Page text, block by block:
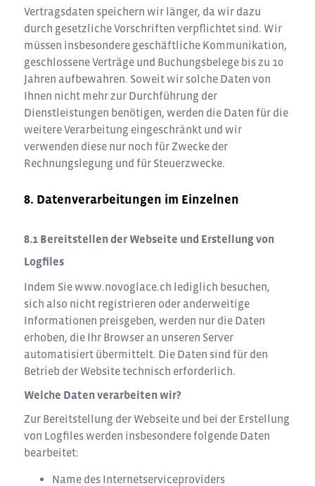
Vertragsdaten speichern wir länger, da wir dazu
durch gesetzliche Vorschriften verpflichtet sind. Wir
müssen insbesondere geschäftliche Kommunikation,
geschlossene Verträge und Buchungsbelege bis zu 10
Jahren aufbewahren. Soweit wir solche Daten von
Ihnen nicht mehr zur Durchführung der
Dienstleistungen benötigen, werden die Daten für die
weitere Verarbeitung eingeschränkt und wir
verwenden diese nur noch für Zwecke der
Rechnungslegung und für Steuerzwecke.
Datenverarbeitungen im Einzelnen
Bereitstellen der Webseite und Erstellung von
Logfiles
Indem Sie www.novoglace.ch lediglich besuchen,
sich also nicht registrieren oder anderweitige
Informationen preisgeben, werden nur die Daten
erhoben, die Ihr Browser an unseren Server
automatisiert übermittelt. Die Daten sind für den
Betrieb der Website technisch erforderlich.
Welche Daten verarbeiten wir?
Zur Bereitstellung der Webseite und bei der Erstellung
von Logfiles werden insbesondere folgende Daten
bearbeitet:
Name des Internetserviceproviders